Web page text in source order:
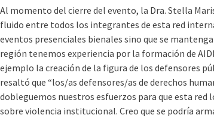
Al momento del cierre del evento, la Dra. Stella
fluido entre todos los integrantes de esta red
eventos presenciales bienales sino que se
región tenemos experiencia por la formación de
ejemplo la creación de la figura de los defensores
resaltó que “los/as defensores/as de derechos
dobleguemos nuestros esfuerzos para que esta
sobre violencia institucional. Creo que se podría